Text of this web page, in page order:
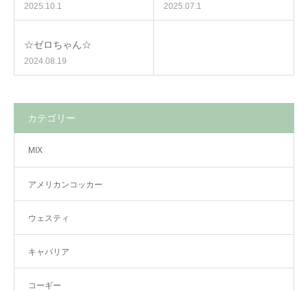
2025.10.1 2025.07.1
☆ゼロちゃん☆
2024.08.19
カテゴリー
MIX
アメリカンコッカー
ウェスティ
キャバリア
コーギー